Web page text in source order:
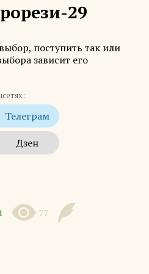
29
поступить так или
зависит его
77